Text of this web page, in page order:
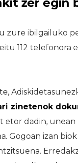
zure ibilgailuko
112 telefonora
zinetenok
etor dadin,
Gogoan izan